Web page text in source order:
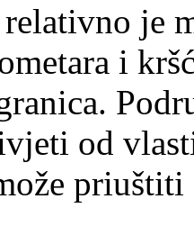
je
i
od